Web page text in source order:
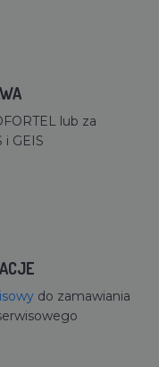
lub za
GEIS
do zamawiania